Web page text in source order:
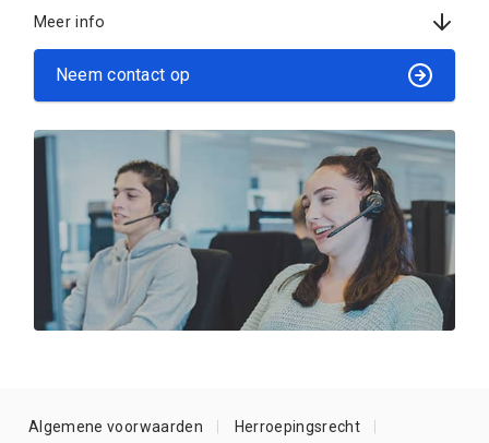
Meer info
Neem contact op
Algemene voorwaarden Herroepingsrecht